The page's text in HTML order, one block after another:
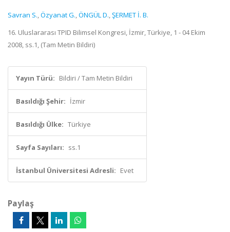
Savran S.,Özyanat G.,ÖNGÜL D.,ŞERMET İ. B.
16. Uluslararası TPID Bilimsel Kongresi, İzmir, Türkiye, 1 - 04 Ekim
2008, ss.1, (Tam Metin Bildiri)
Yayın Türü: Bildiri / Tam Metin Bildiri
Basıldığı Şehir: İzmir
Basıldığı Ülke: Türkiye
Sayfa Sayıları: ss.1
İstanbul Üniversitesi Adresli: Evet
Paylaş